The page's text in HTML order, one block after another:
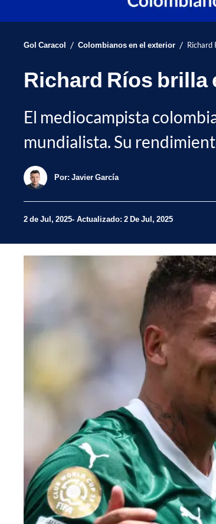
Gol Caracol / Colombianos en el exterior / Richard
Richard Ríos brilla
El mediocampista
mundialista. Su
Por: Javier García
2 de Jul, 2025 Actualizado: 2 De Jul, 2025